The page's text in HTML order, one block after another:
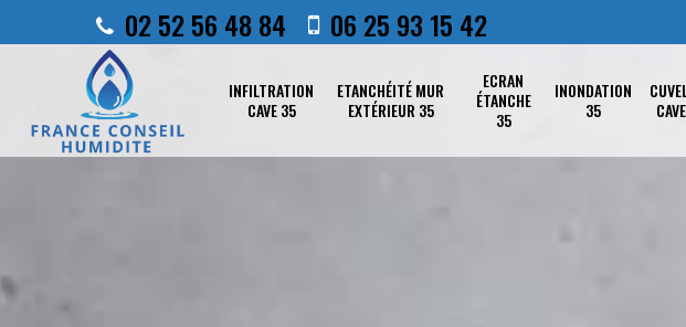
02 52 56 48 84 06 25 93 15 42
INFILTRATION
CAVE 35
ETANCHÉITÉ MUR
EXTÉRIEUR 35
ECRAN
ÉTANCHE
35
INONDATION
35